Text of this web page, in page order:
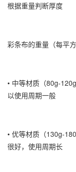
根据重量判断厚度
彩条布的重量（每平
• 中等材质（80g-
以使用周期一般
• 优等材质（130g-
很好，使用周期长